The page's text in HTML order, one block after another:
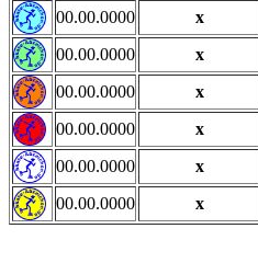
00.00.0000
x
00.00.0000
x
00.00.0000
x
00.00.0000
x
00.00.0000
x
00.00.0000
x